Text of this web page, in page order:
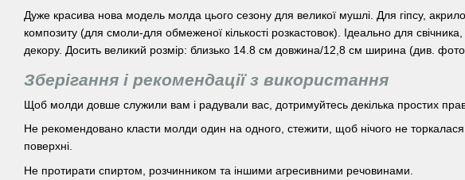
Дуже красива нова модель молда цього сезону для великої мушлі. Для гіпсу,
композиту (для смоли-для обмеженої кількості розкастовок). Ідеально для
декору. Досить великий розмір: близько 14.8 см довжина/12,8 см ширина (див.
Зберігання і рекомендації з використання
Щоб молди довше служили вам і радували вас, дотримуйтесь декілька простих
Не рекомендовано класти молди один на одного, стежити, щоб нічого не
поверхні.
Не протирати спиртом, розчинником та іншими агресивними речовинами.